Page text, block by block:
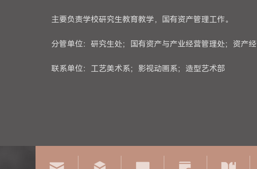
主要负责学校研究生教育教学，国有资产管理工作。
分管单位：研究生处；国有资产与产业经营管理处；资产
联系单位：工艺美术系；影视动画系；造型艺术部